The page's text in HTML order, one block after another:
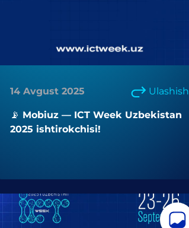
14 Avgust 2025 Ulashish
📡 Mobiuz — ICT Week Uzbekistan
2025 ishtirokchisi!